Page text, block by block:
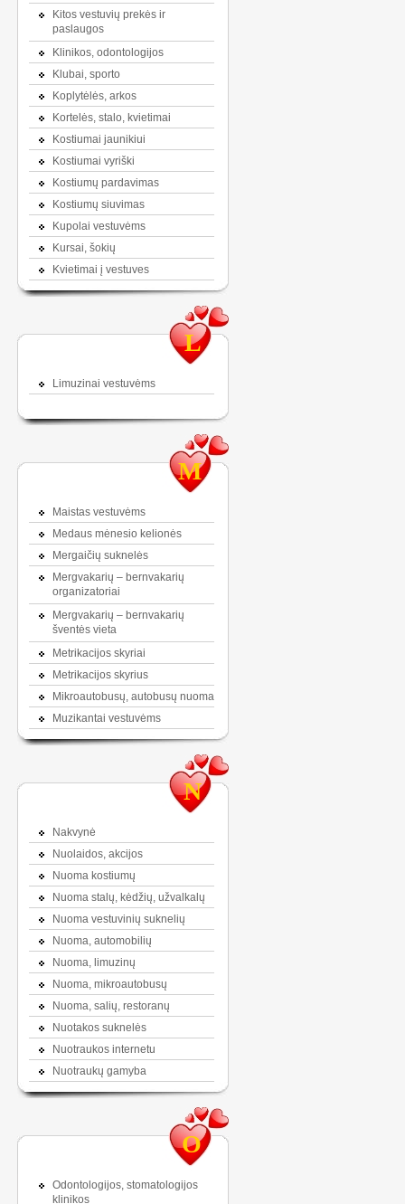
Kitos vestuvių prekės ir
paslaugos
Klinikos, odontologijos
Klubai, sporto
Koplytėlės, arkos
Kortelės, stalo, kvietimai
Kostiumai jaunikiui
Kostiumai vyriški
Kostiumų pardavimas
Kostiumų siuvimas
Kupolai vestuvėms
Kursai, šokių
Kvietimai į vestuves
L
Limuzinai vestuvėms
M
Maistas vestuvėms
Medaus mėnesio kelionės
Mergaičių suknelės
Mergvakarių – bernvakarių
organizatoriai
Mergvakarių – bernvakarių
šventės vieta
Metrikacijos skyriai
Metrikacijos skyrius
Mikroautobusų, autobusų nuoma
Muzikantai vestuvėms
N
Nakvynė
Nuolaidos, akcijos
Nuoma kostiumų
Nuoma stalų, kėdžių, užvalkalų
Nuoma vestuvinių suknelių
Nuoma, automobilių
Nuoma, limuzinų
Nuoma, mikroautobusų
Nuoma, salių, restoranų
Nuotakos suknelės
Nuotraukos internetu
Nuotraukų gamyba
O
Odontologijos, stomatologijos
klinikos